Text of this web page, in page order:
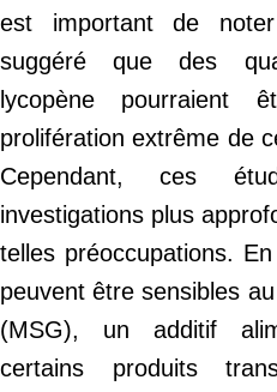
est important de
suggéré que des
lycopène pourraient
prolifération extrême de
Cependant, ces
investigations plus
telles préoccupations.
peuvent être sensibles
(MSG), un additif
certains produits